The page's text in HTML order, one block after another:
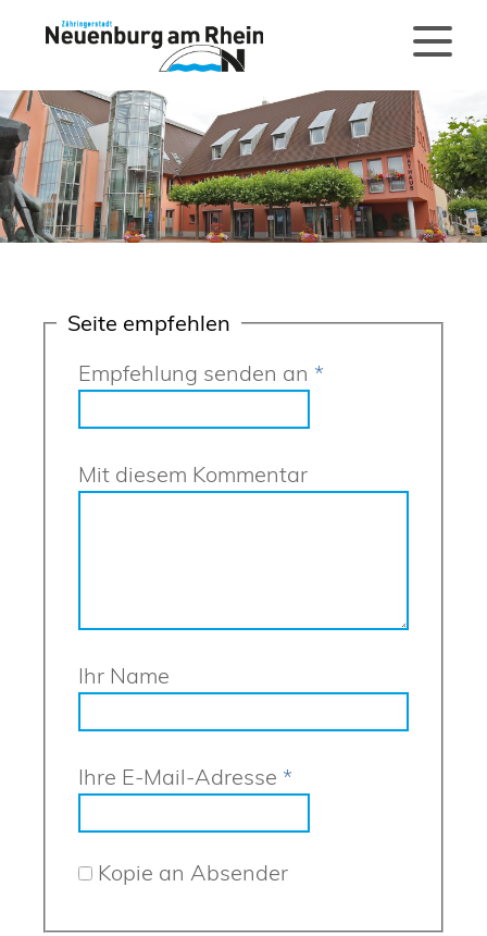
Seite empfehlen
Empfehlung senden an *
Mit diesem Kommentar
Ihr Name
Ihre E-Mail-Adresse *
Kopie an Absender